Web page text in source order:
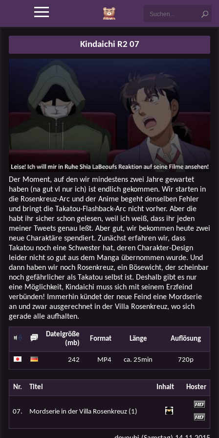
Kindaichi R2 07
Der Moment, auf den wir mindestens zwei Jahre gewartet
haben (na gut vl nur ich) ist endlich gekommen. Wir starten in
die Rosenkreuz-Arc und der Anime begeht denselben Fehler
und bringt die Takatou-Flashback-Arc nicht vorher. Aber die
habt ihr sicher schon gelesen, weil ich weiß, dass ihr jeden
meiner Tweets genau leßt. Aber gut, wir bekommen heute zwei
neue Charaktäre spendiert. Zunächst erfahren wir, dass
Takatou noch eine Schwester hat, deren Charakter-Design
leider nicht so gut aus dem Manga übernommen wurde. Und
dann haben wir noch Rosenkreuz, ein Bösewicht, der scheinbar
noch gefährlicher als Takatou selbst ist. Deshalb gibt es nur
eine Möglichkeit, Kindaichi muss sich mit seinem Erzfeind
verbünden! Immerhin kündet der neue Feind eine Mordserie
an und zwar ausgerechnet in der Villa Rosenkreuz, wo sich
gerade alle aufhalten.
Dateigröße
(mb)
Format Länge Auflösung
242 MP4 ca. 25min 720p
Nr. Titel Inhalt Hoster
07. Mordserie in der Villa Rosenkreuz (1)